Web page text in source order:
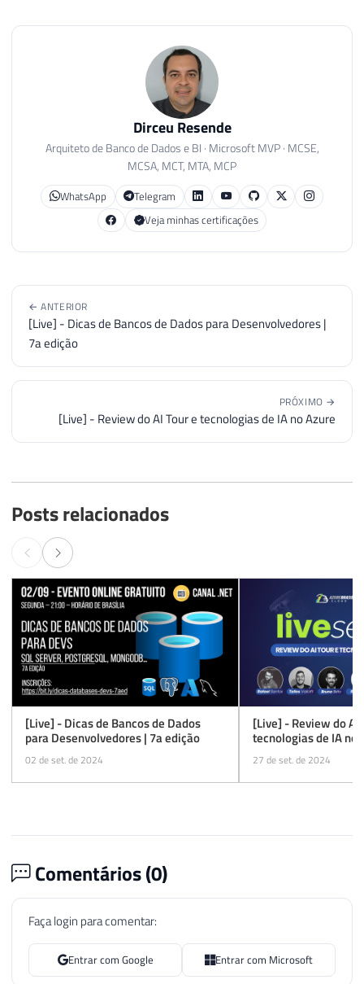
Dirceu Resende
Arquiteto de Banco de Dados e BI · Microsoft MVP · MCSE,
MCSA, MCT, MTA, MCP
WhatsApp
Telegram
Veja minhas certificações
← ANTERIOR
[Live] - Dicas de Bancos de Dados para Desenvolvedores |
7a edição
PRÓXIMO →
[Live] - Review do AI Tour e tecnologias de IA no Azure
Posts relacionados
[Live] - Dicas de Bancos de Dados
para Desenvolvedores | 7a edição
02 de set. de 2024
[Live] - Review do AI
tecnologias de IA no
27 de set. de 2024
Comentários (0)
Faça login para comentar:
Entrar com Google Entrar com Microsoft